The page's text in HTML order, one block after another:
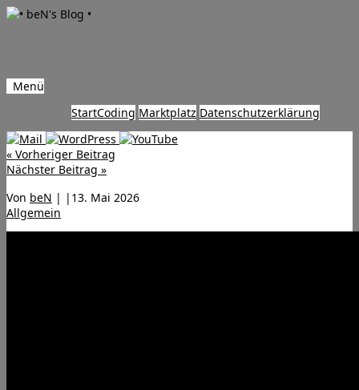
Menü
springen
StartCoding Marktplatz Datenschutzerklärung
« Vorheriger Beitrag
Nächster Beitrag »
Von beN | | 13. Mai 2026
Allgemein